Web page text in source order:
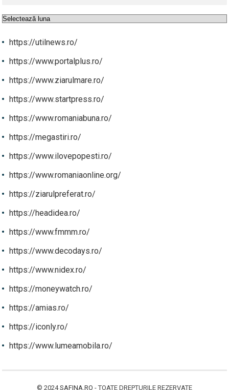
Arhive
https://utilnews.ro/
https://www.portalplus.ro/
https://www.ziarulmare.ro/
https://www.startpress.ro/
https://www.romaniabuna.ro/
https://megastiri.ro/
https://www.ilovepopesti.ro/
https://www.romaniaonline.org/
https://ziarulpreferat.ro/
https://headidea.ro/
https://www.fmmm.ro/
https://www.decodays.ro/
https://www.nidex.ro/
https://moneywatch.ro/
https://amias.ro/
https://iconly.ro/
https://www.lumeamobila.ro/
© 2024SAFINA.RO - TOATE DREPTURILE REZERVATE